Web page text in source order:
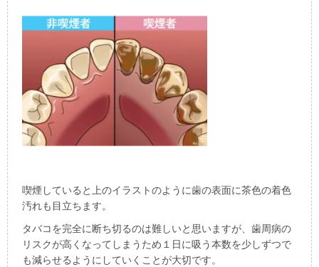
喫煙していると上のイラストのように歯の表面に茶色の着色
汚れも目立ちます。
タバコを完全に断ち切るのは難しいと思いますが、歯周病の
リスクが高くなってしまうため１日に吸う本数を少しずつで
も減らせるようにしていくことが大切です。